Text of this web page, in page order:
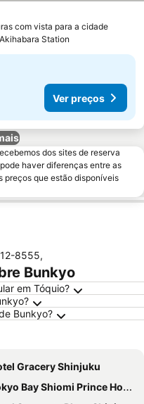
com vista para a cidade
Station
Ver preços
dos sites de reserva
haver diferenças entre as
preços que estão disponíveis
8555,
Bunkyo
em Tóquio?
Bunkyo?
Gracery Shinjuku
Bay Shiomi Prince Hotel